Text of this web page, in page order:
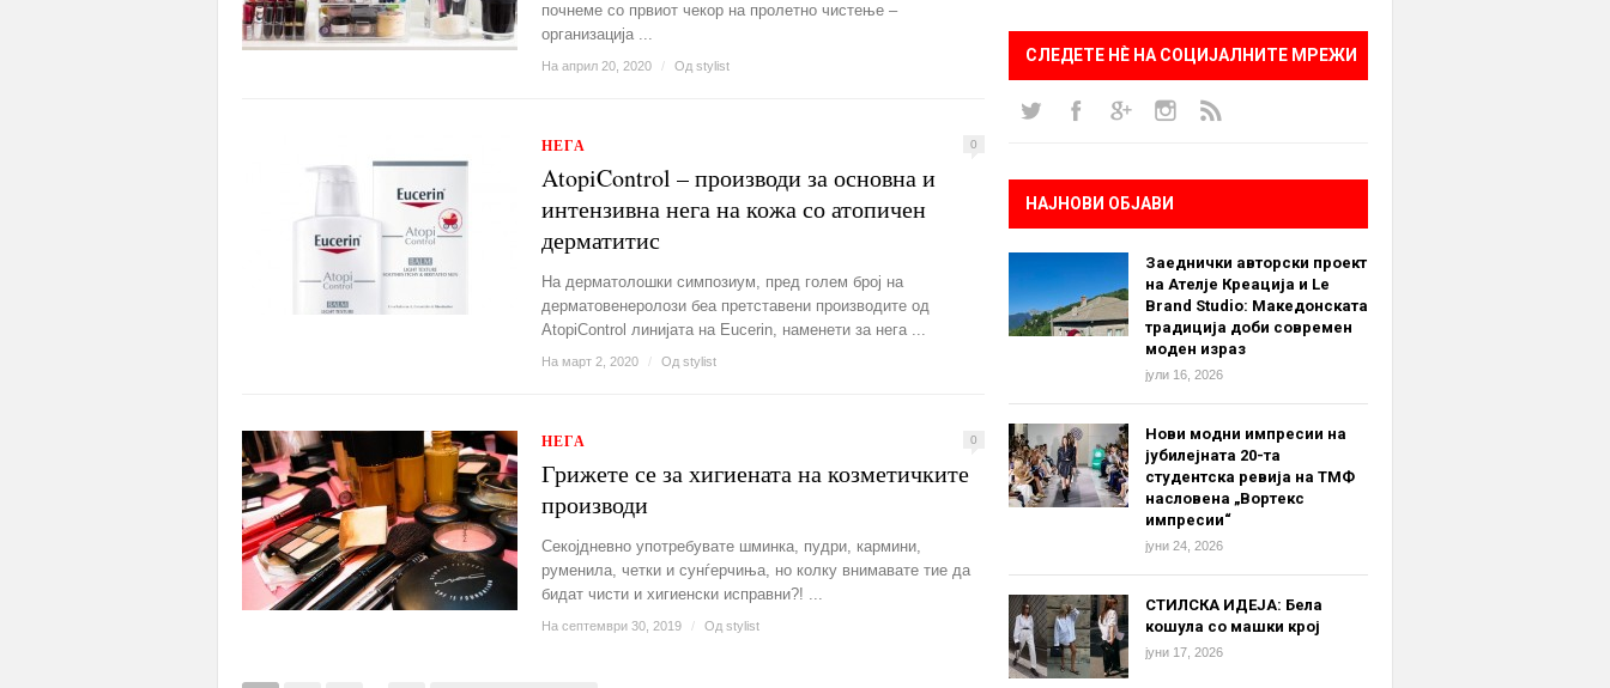
почнеме со првиот чекор на пролетно чистење –
организација ...
На април 20, 2020 / Од stylist
НЕГА 0
AtopiControl – производи за основна и
интензивна нега на кожа со атопичен
дерматитис
На дерматолошки симпозиум, пред голем број на
дерматовенеролози беа претставени производите од
AtopiControl линијата на Eucerin, наменети за нега ...
На март 2, 2020 / Од stylist
НЕГА 0
Грижете се за хигиената на козметичките
производи
Секојдневно употребувате шминка, пудри, кармини,
руменила, четки и сунѓерчиња, но колку внимавате тие да
бидат чисти и хигиенски исправни?! ...
На септември 30, 2019 / Од stylist
СЛЕДЕТЕ НÈ НА СОЦИЈАЛНИТЕ МРЕЖИ
НАЈНОВИ ОБЈАВИ
Заеднички авторски проект
на Ателје Креација и Le
Brand Studio: Македонската
традиција доби современ
моден израз
јули 16, 2026
Нови модни импресии на
јубилејната 20-та
студентска ревија на ТМФ
насловена „Вортекс
импресии“
јуни 24, 2026
СТИЛСКА ИДЕЈА: Бела
кошула со машки крој
јуни 17, 2026